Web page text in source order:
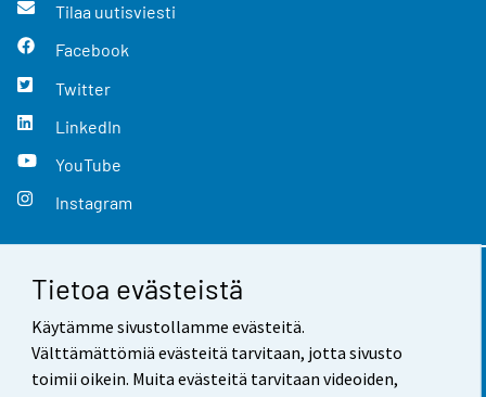
Tietoa evästeistä
Käytämme sivustollamme evästeitä.
Välttämättömiä evästeitä tarvitaan, jotta sivusto
toimii oikein. Muita evästeitä tarvitaan videoiden,
Tilaa uutisviesti
Facebook
Twitter
LinkedIn
YouTube
Instagram
Yhteystiedot
Palaute
Käyttöehdot